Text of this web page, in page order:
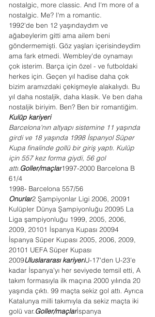
nostalgic, more classic. And I'm more of a
nostalgic. Me? I'm a romantic.
1992'de ben 12 yaşındaydım ve
ağabeylerim gitti ama ailem beni
göndermemişti. Göz yaşları içerisindeydim
ama fark etmedi. Wembley'de oynamayı
çok isterim. Barça için özel - ve futboldaki
herkes için. Geçen yıl hadise daha çok
bizim aramızdaki çekişmeyle alakalıydı. Bu
yıl daha nostaljik, daha klasik. Ve ben daha
nostaljik biriyim. Ben? Ben bir romantiğim.
Kulüp kariyeri
Barcelona'nın altyapı sistemine 11 yaşında
girdi ve 18 yaşında 1998 İspanyol Süper
Kupa finalinde gollü bir giriş yaptı. Kulüp
için 557 kez forma giydi, 56 gol
attı.Goller/maçlar1997-2000 Barcelona B
61/4
1998- Barcelona 557/56
Onurlar2 Şampiyonlar Ligi 2006, 20091
Kulüpler Dünya Şampiyonluğu 20095 La
Liga şampiyonluğu 1999, 2005, 2006,
2009, 20101 İspanya Kupası 20094
İspanya Süper Kupası 2005, 2006, 2009,
20101 UEFA Süper Kupası
2009Uluslararası kariyeriU-17'den U-23'e
kadar İspanya'yı her seviyede temsil etti, A
takım formasıyla ilk maçına 2000 yılında 20
yaşında çıktı. 99 maçta sekiz gol attı. Ayrıca
Katalunya milli takımıyla da sekiz maçta iki
golü var.Goller/maçlarİspanya